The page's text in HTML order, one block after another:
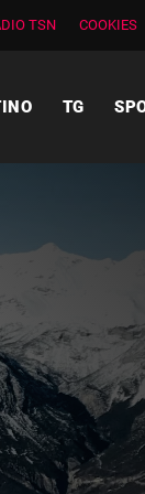
TSN COOKIES
TG